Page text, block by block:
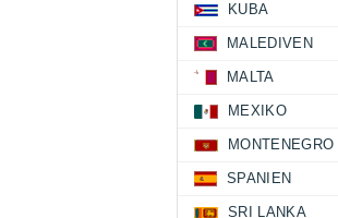
KUBA
MALEDIVEN
MALTA
MEXIKO
MONTENEGRO
SPANIEN
SRI LANKA